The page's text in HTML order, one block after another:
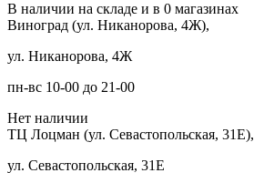
В наличии на складе и в 0 магазинах
Виноград (ул. Никанорова, 4Ж),
ул. Никанорова, 4Ж
пн-вс 10-00 до 21-00
Нет наличии
ТЦ Лоцман (ул. Севастопольская, 31Е),
ул. Севастопольская, 31Е